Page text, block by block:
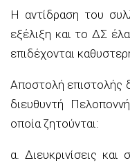
Η αντίδραση του
εξέλιξη και το ΔΣ
επιδέχονται
Αποστολή επιστολής
διευθυντή
οποία ζητούνται:
α. Διευκρινίσεις